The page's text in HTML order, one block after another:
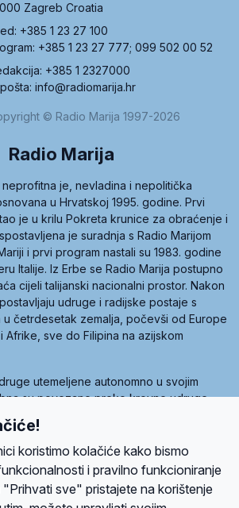
Zagreb Croatia
+385 1 23 27 100
+385 1 23 27 777; 099 502 00 52
+385 1 2327000
info@radiomarija.hr
© Radio Marija 1997-2026
Radio Marija
je, nevladina i nepolitička
u Hrvatskoj 1995. godine. Prvi
je u krilu Pokreta krunice za obraćenje i
je suradnja s Radio Marijom
i prvi program nastali su 1983. godine
Italije. Iz Erbe se Radio Marija postupno
cijeli talijanski nacionalni prostor. Nakon
udruge i radijske postaje s
u četrdesetak zemalja, počevši od Europe
Afrike, sve do Filipina na azijskom
utemeljene autonomno u svojim
su povezane preko krovne udruge
obitelj utemeljilo je sedam članica, među
Radio Marija.
koristimo kolačiće kako bismo
i pravilno funkcioniranje
sve" pristajete na korištenje